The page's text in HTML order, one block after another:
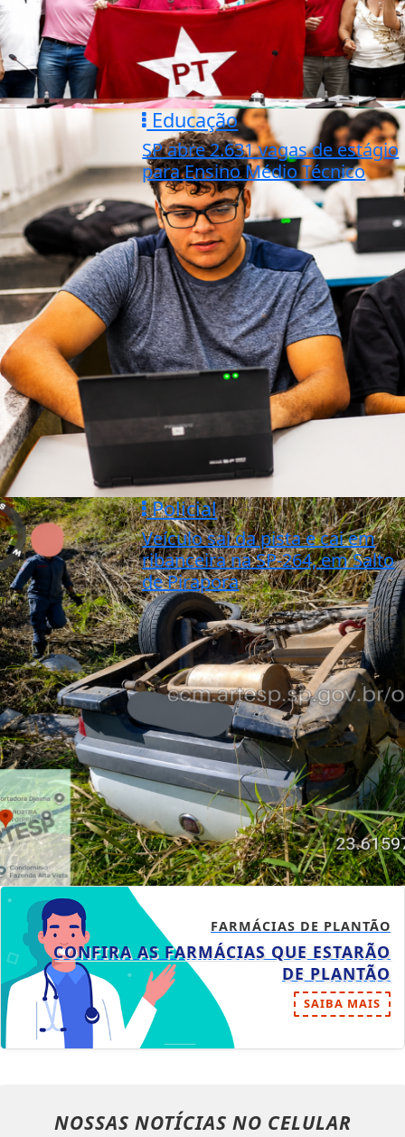
Educação
SP abre 2.631 vagas de estágio
para Ensino Médio Técnico
Policial
Veículo sai da pista e cai em
ribanceira na SP-264, em Salto
de Pirapora
FARMÁCIAS DE PLANTÃO
CONFIRA AS FARMÁCIAS QUE ESTARÃO
DE PLANTÃO
SAIBA MAIS
NOSSAS NOTÍCIAS NO CELULAR